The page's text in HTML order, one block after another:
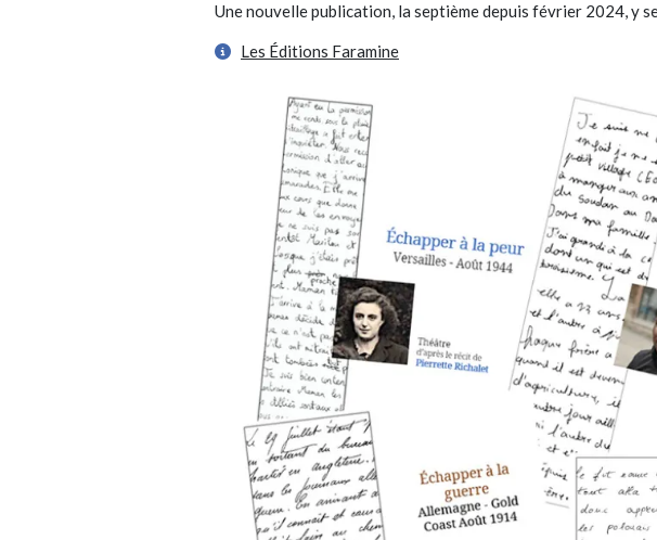
Une nouvelle publication, la septième depuis février 2024, y
Les Éditions Faramine